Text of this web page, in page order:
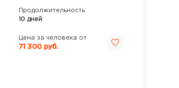
Продолжительность
10 дней
Цена за человека от
71 300 руб.